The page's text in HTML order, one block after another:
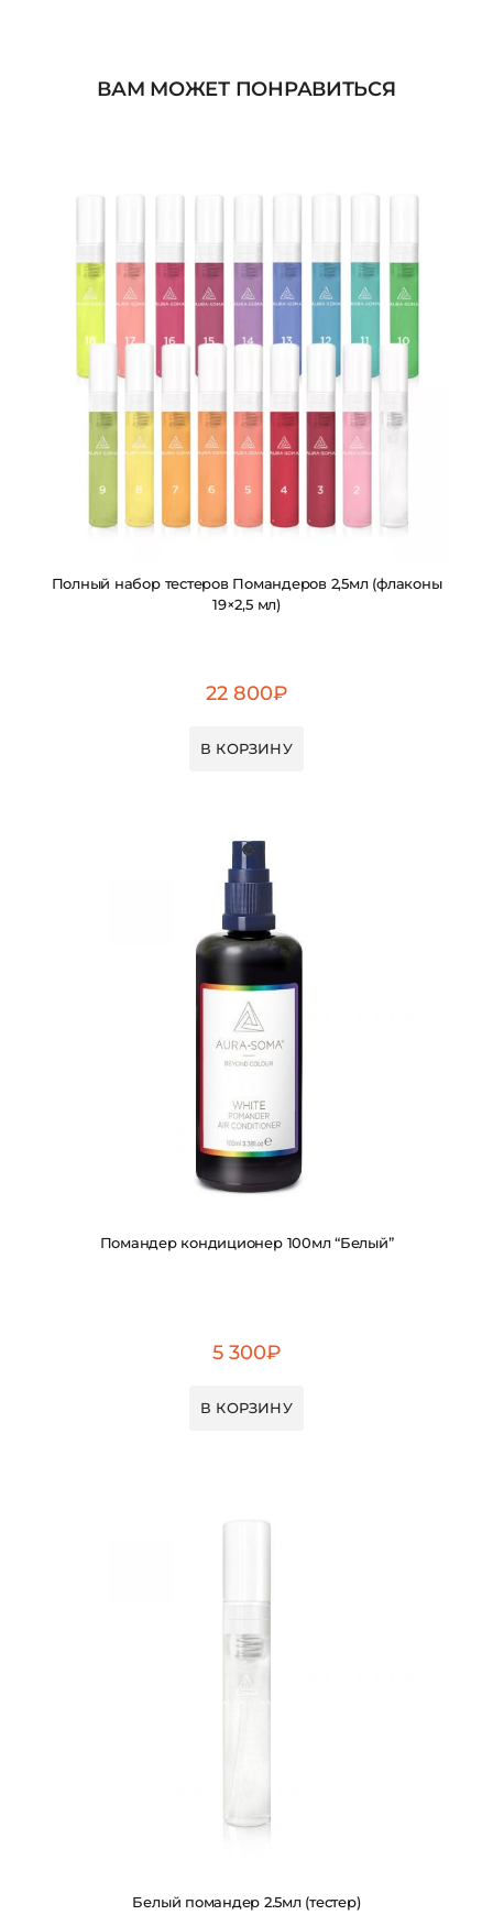
ВАМ МОЖЕТ ПОНРАВИТЬСЯ
Полный набор тестеров Помандеров 2,5мл (флаконы
19×2,5 мл)
22 800₽
В КОРЗИНУ
Помандер кондиционер 100мл “Белый”
5 300₽
В КОРЗИНУ
Белый помандер 2.5мл (тестер)